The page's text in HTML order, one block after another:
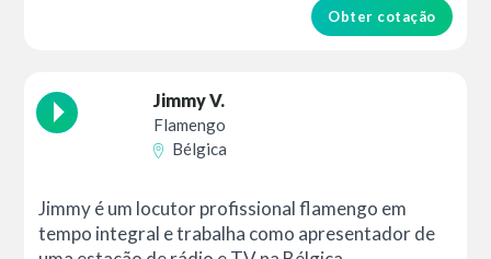
Obter cotação
Jimmy V.
Flamengo
Bélgica
Jimmy é um locutor profissional flamengo em
tempo integral e trabalha como apresentador de